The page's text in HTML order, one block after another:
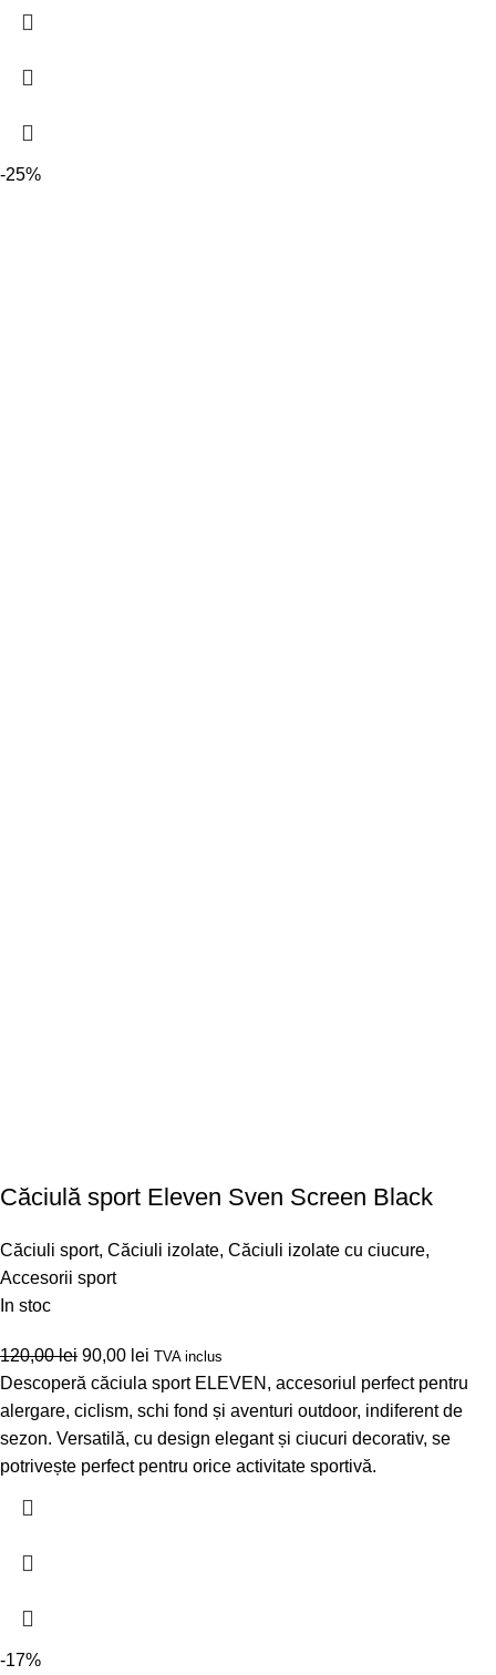
-25%
Căciulă sport Eleven Sven Screen Black
Căciuli sport, Căciuli izolate, Căciuli izolate cu ciucure,
Accesorii sport
In stoc
120,00lei 90,00 lei TVA inclus
Descoperă căciula sport ELEVEN, accesoriul perfect pentru
alergare, ciclism, schi fond și aventuri outdoor, indiferent de
sezon. Versatilă, cu design elegant și ciucuri decorativ, se
potrivește perfect pentru orice activitate sportivă.
-17%